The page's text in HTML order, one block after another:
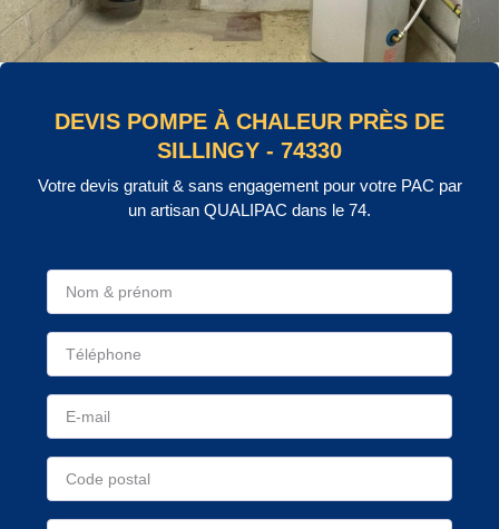
DEVIS POMPE À CHALEUR PRÈS DE
SILLINGY - 74330
Votre devis gratuit & sans engagement pour votre PAC par
un artisan QUALIPAC dans le 74.